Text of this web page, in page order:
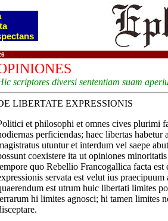
scriptores diversi sententiam suam
LIBERTATE EXPRESSIONIS
et philosophi et omnes cives plurimi
perficiendas; haec libertas habetur
utuntur et interdum vel saepe
coexistere ita ut opiniones
quo Rebellio Francogallica facta
servata est velut ius
est utrum huic libertati limites
hi limites agnosci; hi tamen limites